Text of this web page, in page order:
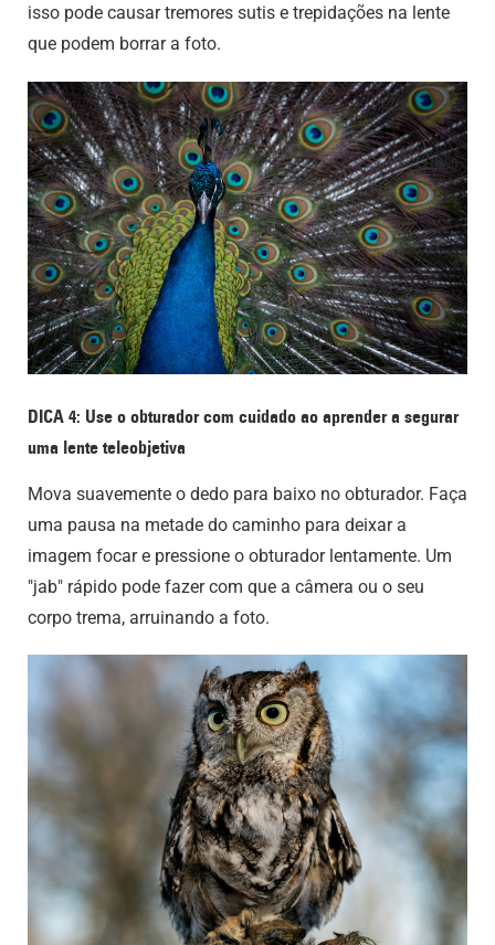
isso pode causar tremores sutis e trepidações na lente
que podem borrar a foto.
DICA 4: Use o obturador com cuidado ao aprender a segurar
uma lente teleobjetiva
Mova suavemente o dedo para baixo no obturador. Faça
uma pausa na metade do caminho para deixar a
imagem focar e pressione o obturador lentamente. Um
"jab" rápido pode fazer com que a câmera ou o seu
corpo trema, arruinando a foto.